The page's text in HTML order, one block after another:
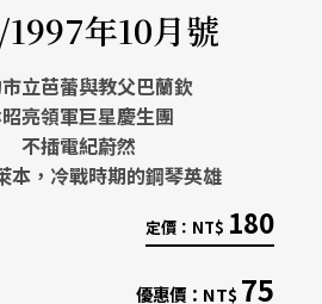
年10月號
立芭蕾與教父巴蘭欽
亮領軍巨星慶生團
不插電紀蔚然
本，冷戰時期的鋼琴英雄
定價： NT$ 180
優惠價： NT$75